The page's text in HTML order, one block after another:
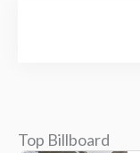
Top Billboard